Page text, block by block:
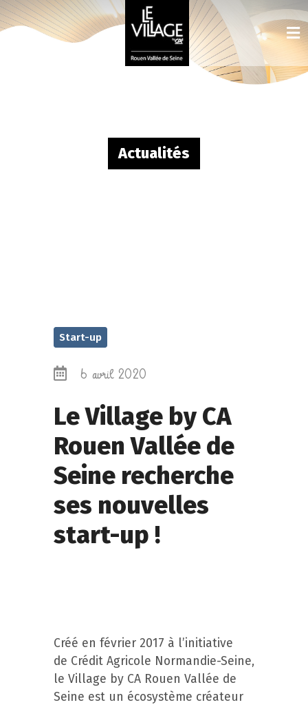
Actualités
Start-up
6 avril 2020
Le Village by CA
Rouen Vallée de
Seine recherche
ses nouvelles
start-up !
Créé en février 2017 à l’initiative
de Crédit Agricole Normandie-Seine,
le Village by CA Rouen Vallée de
Seine est un écosystème créateur